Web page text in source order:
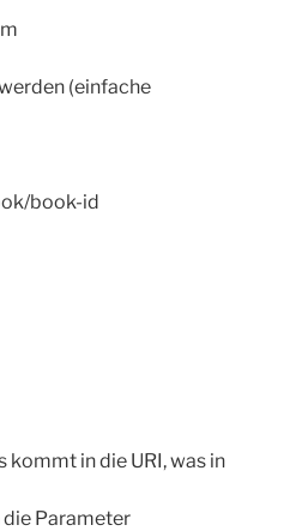
(einfache
book-id
kommt in die URI, was in
die Parameter